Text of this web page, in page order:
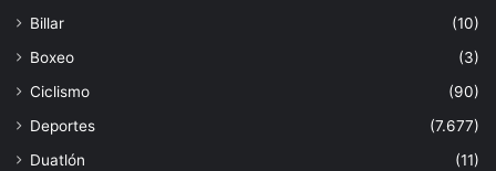
Billar
(10)
Boxeo
(3)
Ciclismo
(90)
Deportes
(7.677)
Duatlón
(11)